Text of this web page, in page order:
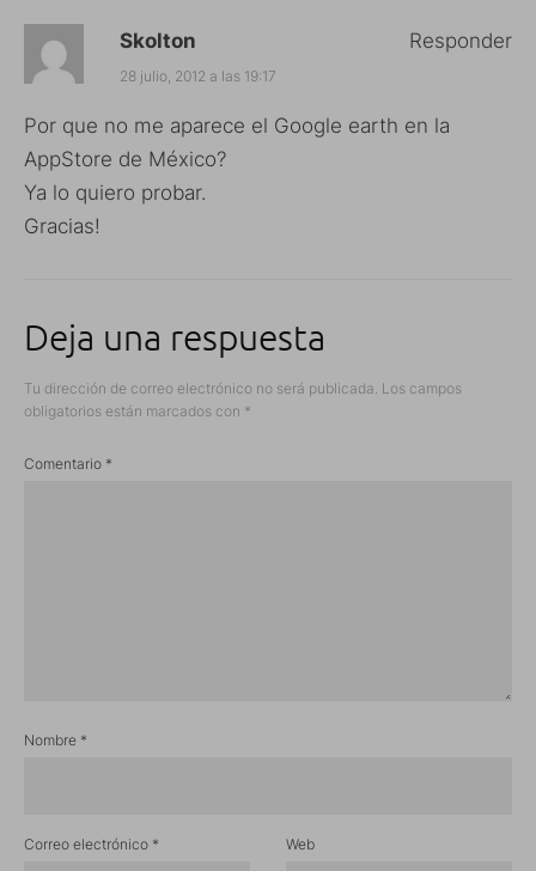
Skolton
28 julio, 2012 a las 19:17
Por que no me aparece el Google earth en la
AppStore de México?
Ya lo quiero probar.
Gracias!
Responder
Deja una respuesta
Tu dirección de correo electrónico no será publicada. Los campos
obligatorios están marcados con *
Comentario *
Nombre *
Correo electrónico * Web